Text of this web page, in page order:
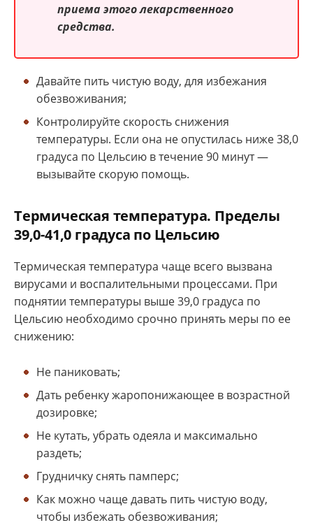
приема этого лекарственного
средства.
Давайте пить чистую воду, для избежания
обезвоживания;
Контролируйте скорость снижения
температуры. Если она не опустилась ниже 38,0
градуса по Цельсию в течение 90 минут —
вызывайте скорую помощь.
Термическая температура. Пределы
39,0-41,0 градуса по Цельсию
Термическая температура чаще всего вызвана
вирусами и воспалительными процессами. При
поднятии температуры выше 39,0 градуса по
Цельсию необходимо срочно принять меры по ее
снижению:
Не паниковать;
Дать ребенку жаропонижающее в возрастной
дозировке;
Не кутать, убрать одеяла и максимально
раздеть;
Грудничку снять памперс;
Как можно чаще давать пить чистую воду,
чтобы избежать обезвоживания;